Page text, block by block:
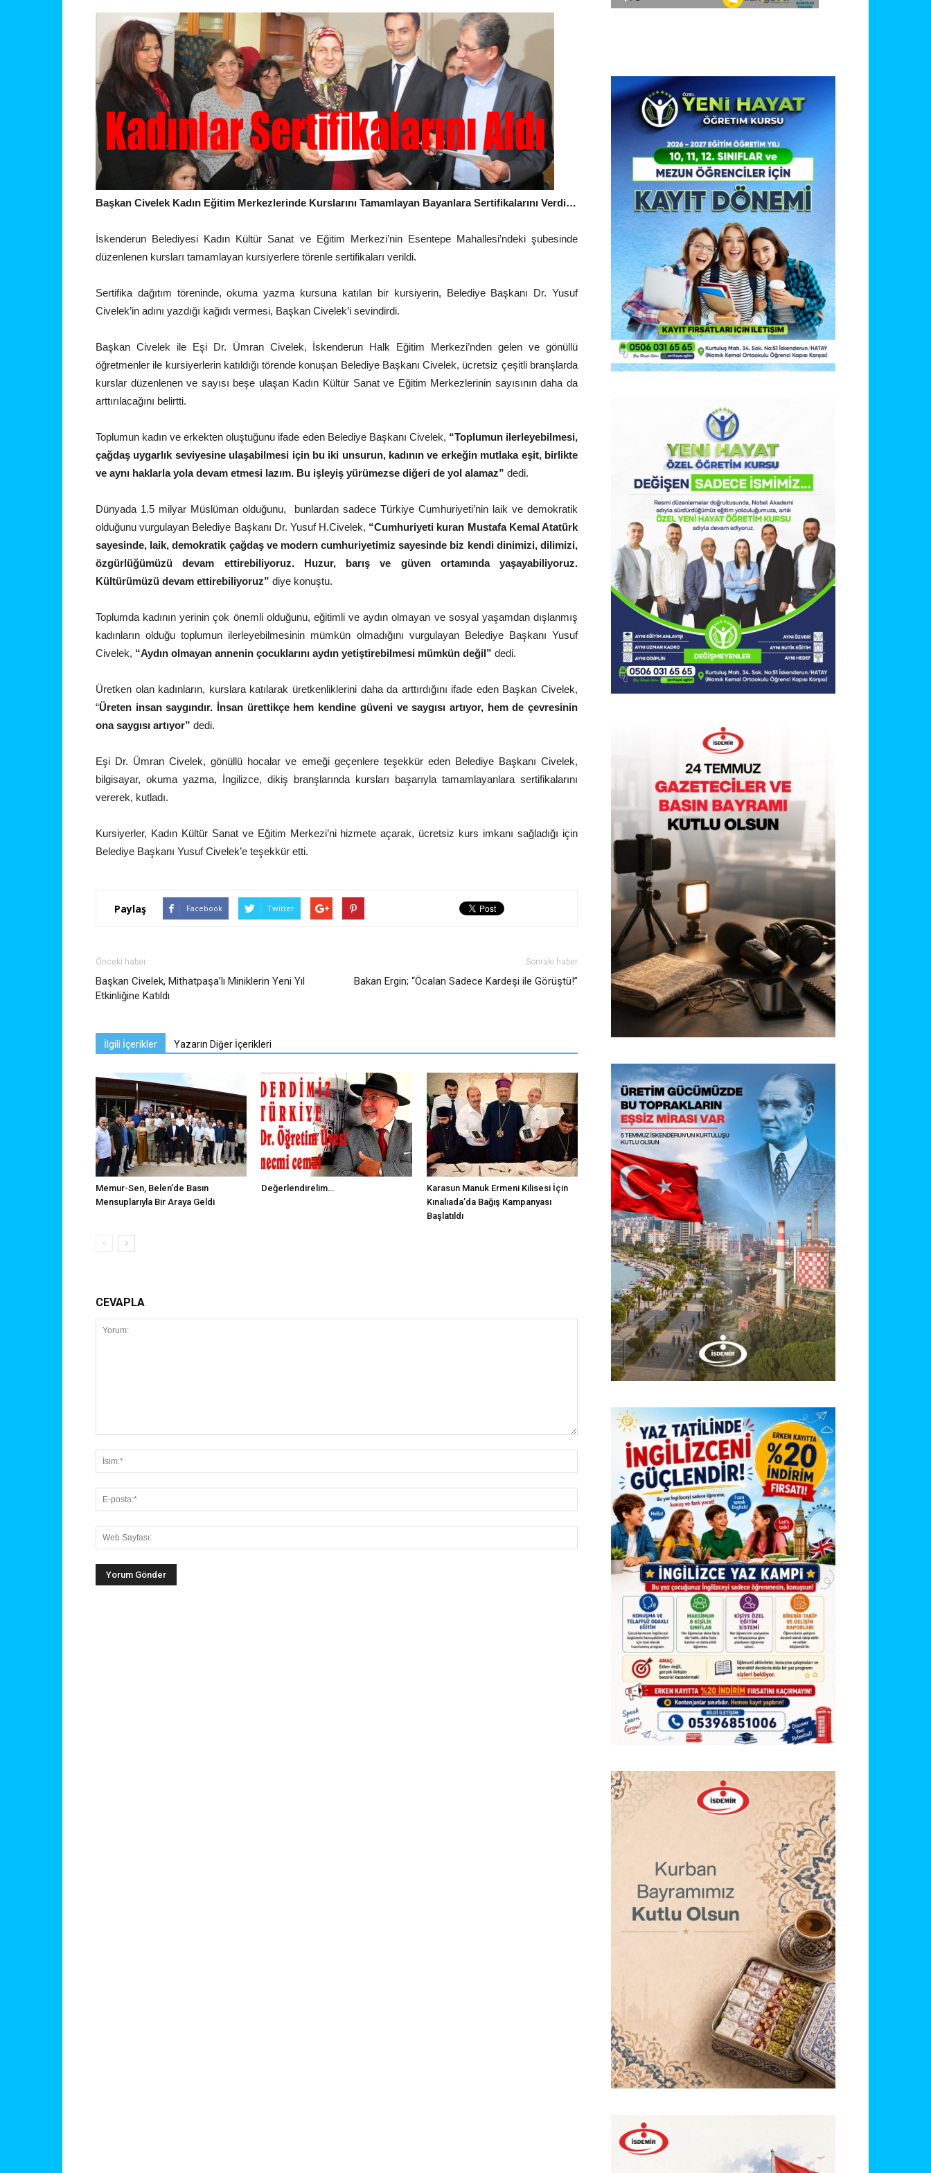
Başkan Civelek Kadın Eğitim Merkezlerinde Kurslarını Tamamlayan Bayanlara Sertifikalarını Verdi…
İskenderun Belediyesi Kadın Kültür Sanat ve Eğitim Merkezi’nin Esentepe Mahallesi’ndeki şubesinde
düzenlenen kursları tamamlayan kursiyerlere törenle sertifikaları verildi.
Sertifika dağıtım töreninde, okuma yazma kursuna katılan bir kursiyerin, Belediye Başkanı Dr. Yusuf
Civelek’in adını yazdığı kağıdı vermesi, Başkan Civelek’i sevindirdi.
Başkan Civelek ile Eşi Dr. Ümran Civelek, İskenderun Halk Eğitim Merkezi’nden gelen ve gönüllü
öğretmenler ile kursiyerlerin katıldığı törende konuşan Belediye Başkanı Civelek, ücretsiz çeşitli branşlarda
kurslar düzenlenen ve sayısı beşe ulaşan Kadın Kültür Sanat ve Eğitim Merkezlerinin sayısının daha da
arttırılacağını belirtti.
Toplumun kadın ve erkekten oluştuğunu ifade eden Belediye Başkanı Civelek, “Toplumun ilerleyebilmesi,
çağdaş uygarlık seviyesine ulaşabilmesi için bu iki unsurun, kadının ve erkeğin mutlaka eşit, birlikte
ve aynı haklarla yola devam etmesi lazım. Bu işleyiş yürümezse diğeri de yol alamaz” dedi.
Dünyada 1.5 milyar Müslüman olduğunu, bunlardan sadece Türkiye Cumhuriyeti’nin laik ve demokratik
olduğunu vurgulayan Belediye Başkanı Dr. Yusuf H.Civelek, “Cumhuriyeti kuran Mustafa Kemal Atatürk
sayesinde, laik, demokratik çağdaş ve modern cumhuriyetimiz sayesinde biz kendi dinimizi, dilimizi,
özgürlüğümüzü devam ettirebiliyoruz. Huzur, barış ve güven ortamında yaşayabiliyoruz.
Kültürümüzü devam ettirebiliyoruz” diye konuştu.
Toplumda kadının yerinin çok önemli olduğunu, eğitimli ve aydın olmayan ve sosyal yaşamdan dışlanmış
kadınların olduğu toplumun ilerleyebilmesinin mümkün olmadığını vurgulayan Belediye Başkanı Yusuf
Civelek, “Aydın olmayan annenin çocuklarını aydın yetiştirebilmesi mümkün değil” dedi.
Üretken olan kadınların, kurslara katılarak üretkenliklerini daha da arttırdığını ifade eden Başkan Civelek,
“Üreten insan saygındır. İnsan ürettikçe hem kendine güveni ve saygısı artıyor, hem de çevresinin
ona saygısı artıyor” dedi.
Eşi Dr. Ümran Civelek, gönüllü hocalar ve emeği geçenlere teşekkür eden Belediye Başkanı Civelek,
bilgisayar, okuma yazma, İngilizce, dikiş branşlarında kursları başarıyla tamamlayanlara sertifikalarını
vererek, kutladı.
Kursiyerler, Kadın Kültür Sanat ve Eğitim Merkezi’ni hizmete açarak, ücretsiz kurs imkanı sağladığı için
Belediye Başkanı Yusuf Civelek’e teşekkür etti.
Paylaş Facebook Twitter
Önceki haber
Başkan Civelek, Mithatpaşa’lı Miniklerin Yeni Yıl
Etkinliğine Katıldı
Sonraki haber
Bakan Ergin; “Öcalan Sadece Kardeşi ile Görüştü!”
İlgili İçerikler Yazarın Diğer İçerikleri
Memur-Sen, Belen’de Basın
Mensuplarıyla Bir Araya Geldi
Değerlendirelim…
Karasun Manuk Ermeni Kilisesi İçin
Kınalıada’da Bağış Kampanyası
Başlatıldı
CEVAPLA